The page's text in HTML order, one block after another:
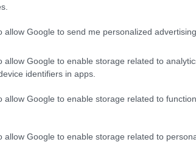
allow Google to send me personalized advertising.
allow Google to enable storage related to
identifiers in apps.
allow Google to enable storage related to
allow Google to enable storage related to